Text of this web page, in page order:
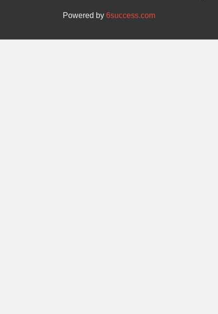
Powered by 6success.com